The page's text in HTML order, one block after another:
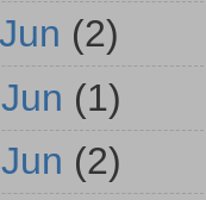
(2)
(1)
(2)